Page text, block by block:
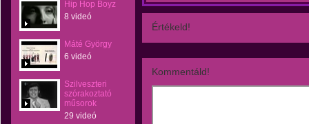
Hip Hop Boyz
8 videó
Máté György
6 videó
Szilveszteri
szórakoztató
műsorok
29 videó
Értékeld!
Kommentáld!